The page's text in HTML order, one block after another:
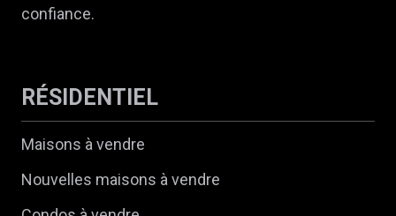
confiance.
RÉSIDENTIEL
Maisons à vendre
Nouvelles maisons à vendre